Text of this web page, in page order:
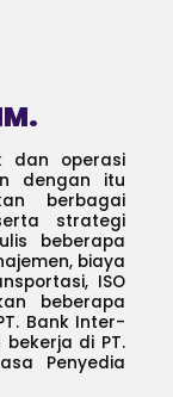
dan operasi
dengan itu
berbagai
strategi
beberapa
biaya
ISO
beberapa
Bank Inter-
di PT.
Penyedia